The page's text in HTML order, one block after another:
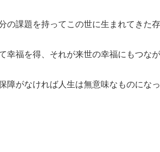
の課題を持ってこの世に生まれてきた
幸福を得、それが来世の幸福にもつな
障がなければ人生は無意味なものにな